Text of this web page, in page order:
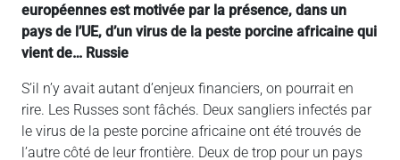
européennes est motivée par la présence, dans un
pays de l’UE, d’un virus de la peste porcine africaine qui
vient de… Russie
S’il n’y avait autant d’enjeux financiers, on pourrait en
rire. Les Russes sont fâchés. Deux sangliers infectés par
le virus de la peste porcine africaine ont été trouvés de
l’autre côté de leur frontière. Deux de trop pour un pays